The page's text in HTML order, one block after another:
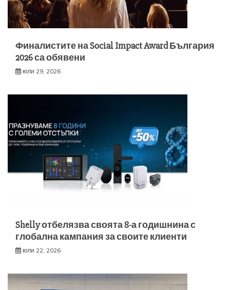
Финалистите на Social Impact Award България
2026 са обявени
юли 29, 2026
Shelly отбелязва своята 8-а годишнина с
глобална кампания за своите клиенти
юли 22, 2026